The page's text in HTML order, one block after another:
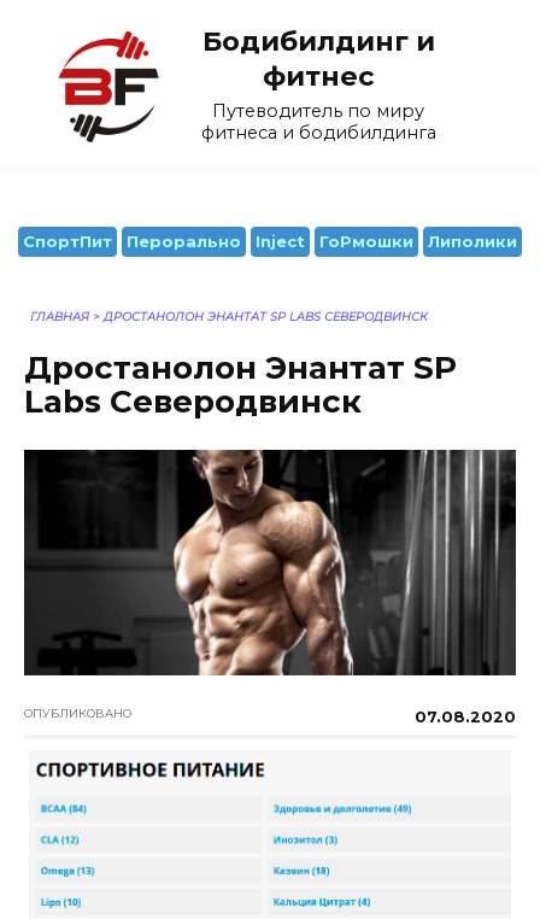
содержанию
Бодибилдинг и
фитнес
Путеводитель по миру
фитнеса и бодибилдинга
СпортПит Перорально Inject ГоРмошки Липолики
ГЛАВНАЯ > ДРОСТАНОЛОН ЭНАНТАТ SP LABS СЕВЕРОДВИНСК
Дростанолон Энантат SP
Labs Северодвинск
ОПУБЛИКОВАНО 07.08.2020